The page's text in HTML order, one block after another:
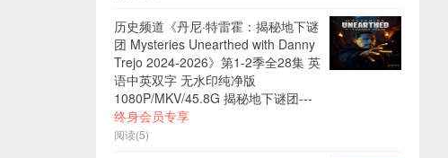
历史频道《丹尼·特雷霍：揭秘地下谜
团 Mysteries Unearthed with Danny
Trejo 2024-2026》第1-2季全28集 英
语中英双字 无水印纯净版
1080P/MKV/45.8G 揭秘地下谜团---
终身会员专享
阅读(5)